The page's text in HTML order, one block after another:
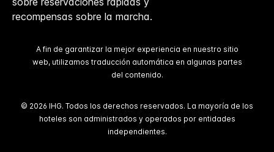
recompensas sobre la marcha.
A fin de garantizar la mejor experiencia en nuestro sitio
web, utilizamos traducción automática en algunas partes
del contenido.
© 2026 IHG. Todos los derechos reservados. La mayoría de los
hoteles son administrados y operados por entidades
independientes.